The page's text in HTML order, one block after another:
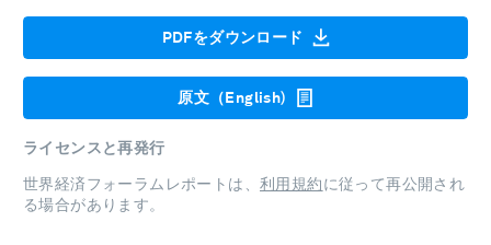
PDFをダウンロード
原文（English)
ライセンスと再発行
世界経済フォーラムレポートは、 利用規約に従って再公開され
る場合があります。